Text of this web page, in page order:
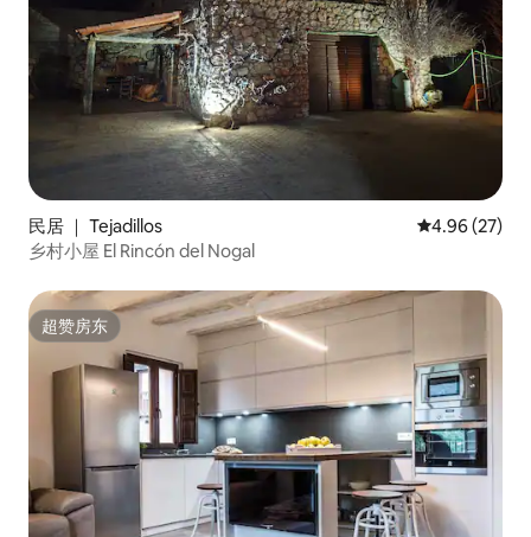
民居 ｜ Tejadillos 平均评分
4.96 (27)
乡村小屋 El Rincón del Nogal
超赞房东
超赞房东